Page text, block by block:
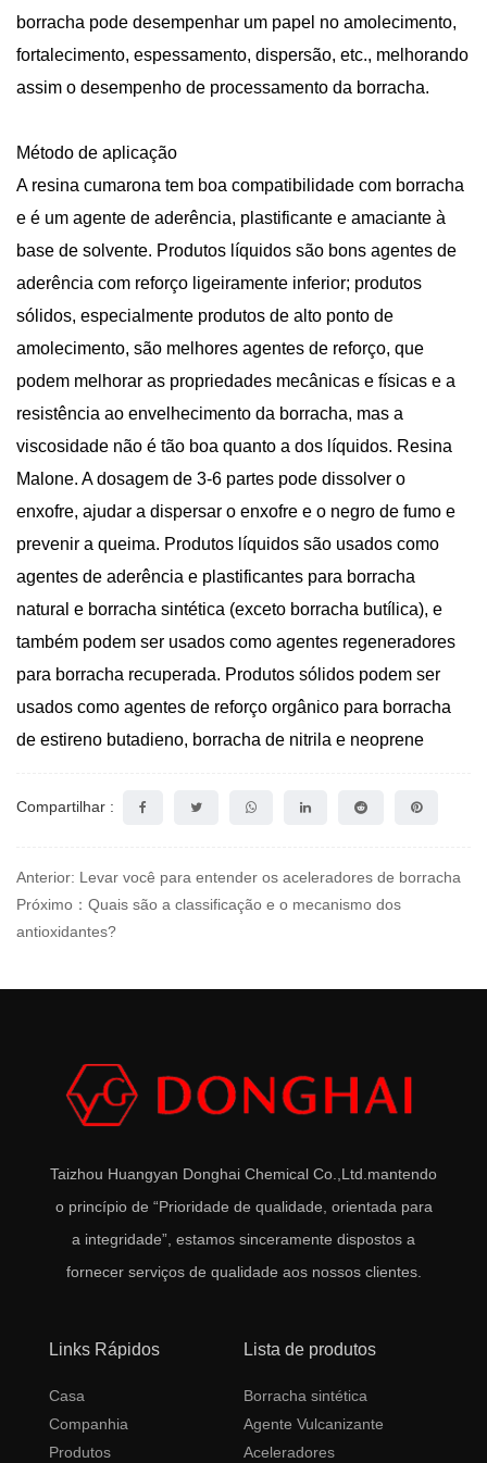
borracha pode desempenhar um papel no amolecimento,
fortalecimento, espessamento, dispersão, etc., melhorando
assim o desempenho de processamento da borracha.
Método de aplicação
A resina cumarona tem boa compatibilidade com borracha
e é um agente de aderência, plastificante e amaciante à
base de solvente. Produtos líquidos são bons agentes de
aderência com reforço ligeiramente inferior; produtos
sólidos, especialmente produtos de alto ponto de
amolecimento, são melhores agentes de reforço, que
podem melhorar as propriedades mecânicas e físicas e a
resistência ao envelhecimento da borracha, mas a
viscosidade não é tão boa quanto a dos líquidos. Resina
Malone. A dosagem de 3-6 partes pode dissolver o
enxofre, ajudar a dispersar o enxofre e o negro de fumo e
prevenir a queima. Produtos líquidos são usados ​​como
agentes de aderência e plastificantes para borracha
natural e borracha sintética (exceto borracha butílica), e
também podem ser usados ​​como agentes regeneradores
para borracha recuperada. Produtos sólidos podem ser
usados ​​como agentes de reforço orgânico para borracha
de estireno butadieno, borracha de nitrila e neoprene
Compartilhar :
Anterior: Levar você para entender os aceleradores de borracha
Próximo：Quais são a classificação e o mecanismo dos
antioxidantes?
Taizhou Huangyan Donghai Chemical Co.,Ltd. mantendo
o princípio de “Prioridade de qualidade, orientada para
a integridade”, estamos sinceramente dispostos a
fornecer serviços de qualidade aos nossos clientes.
Links Rápidos
Casa
Companhia
Produtos
Lista de produtos
Borracha sintética
Agente Vulcanizante
Aceleradores